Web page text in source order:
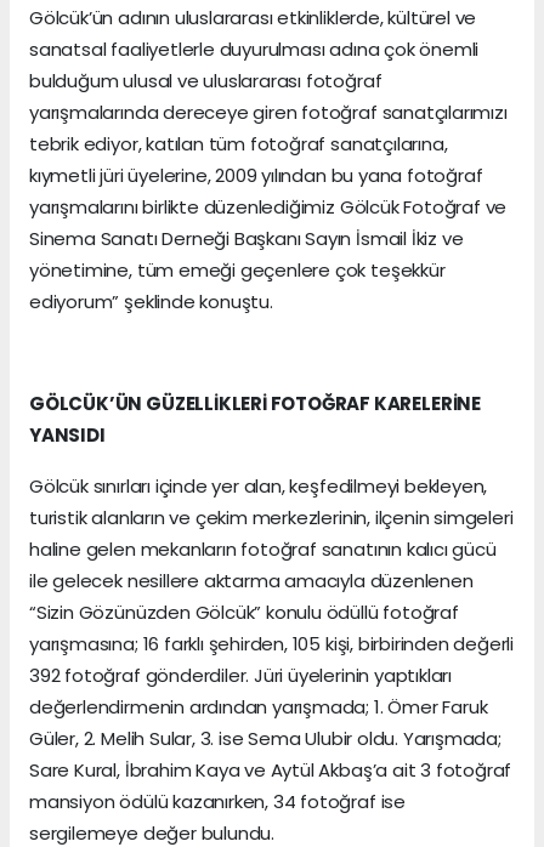
Gölcük’ün adının uluslararası etkinliklerde, kültürel ve
sanatsal faaliyetlerle duyurulması adına çok önemli
bulduğum ulusal ve uluslararası fotoğraf
yarışmalarında dereceye giren fotoğraf sanatçılarımızı
tebrik ediyor, katılan tüm fotoğraf sanatçılarına,
kıymetli jüri üyelerine, 2009 yılından bu yana fotoğraf
yarışmalarını birlikte düzenlediğimiz Gölcük Fotoğraf ve
Sinema Sanatı Derneği Başkanı Sayın İsmail İkiz ve
yönetimine, tüm emeği geçenlere çok teşekkür
ediyorum” şeklinde konuştu.
GÖLCÜK’ÜN GÜZELLİKLERİ FOTOĞRAF KARELERİNE
YANSIDI
Gölcük sınırları içinde yer alan, keşfedilmeyi bekleyen,
turistik alanların ve çekim merkezlerinin, ilçenin simgeleri
haline gelen mekanların fotoğraf sanatının kalıcı gücü
ile gelecek nesillere aktarma amacıyla düzenlenen
“Sizin Gözünüzden Gölcük” konulu ödüllü fotoğraf
yarışmasına; 16 farklı şehirden, 105 kişi, birbirinden değerli
392 fotoğraf gönderdiler. Jüri üyelerinin yaptıkları
değerlendirmenin ardından yarışmada; 1. Ömer Faruk
Güler, 2. Melih Sular, 3. ise Sema Ulubir oldu. Yarışmada;
Sare Kural, İbrahim Kaya ve Aytül Akbaş’a ait 3 fotoğraf
mansiyon ödülü kazanırken, 34 fotoğraf ise
sergilemeye değer bulundu.